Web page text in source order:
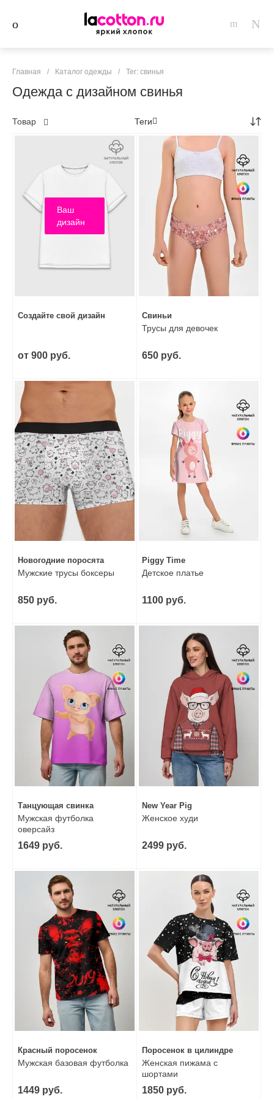
Главная / Каталог одежды / Тег: свинья
Одежда с дизайном свинья
Товар Теги
Ваш
дизайн
Создайте свой дизайн
от 900 руб.
Свиньи
Трусы для девочек
650 руб.
Новогодние поросята
Мужские трусы боксеры
850 руб.
Piggy Time
Детское платье
1100 руб.
Танцующая свинка
Мужская футболка
оверсайз
1649 руб.
New Year Pig
Женское худи
2499 руб.
Красный поросенок
Мужская базовая футболка
1449 руб.
Поросенок в цилиндре
Женская пижама с
шортами
1850 руб.